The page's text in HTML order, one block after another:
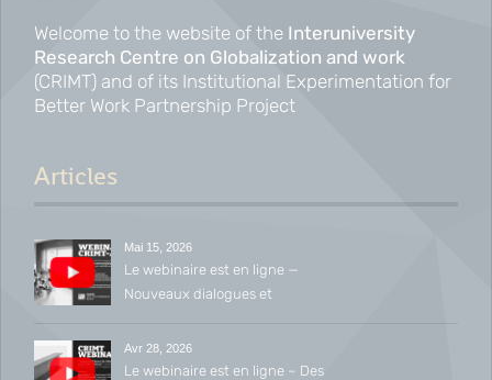
Welcome to the website of the Interuniversity
Research Centre on Globalization and work
(CRIMT) and of its Institutional Experimentation for
Better Work Partnership Project
Articles
Mai 15, 2026
Le webinaire est en ligne —
Nouveaux dialogues et
relations industrielles
Avr 28, 2026
Le webinaire est en ligne – Des